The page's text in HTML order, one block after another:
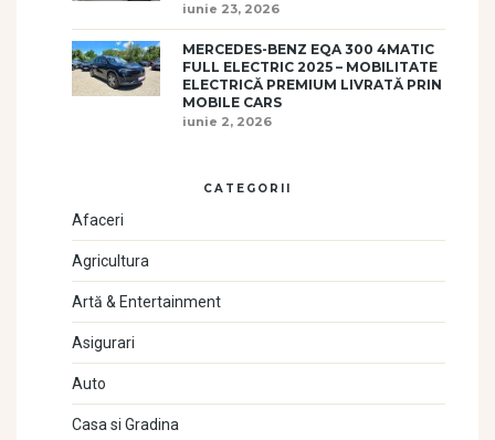
iunie 23, 2026
MERCEDES-BENZ EQA 300 4MATIC
FULL ELECTRIC 2025 – MOBILITATE
ELECTRICĂ PREMIUM LIVRATĂ PRIN
MOBILE CARS
iunie 2, 2026
CATEGORII
Afaceri
Agricultura
Artă & Entertainment
Asigurari
Auto
Casa si Gradina